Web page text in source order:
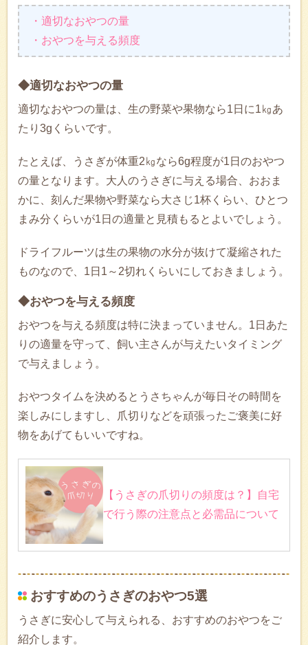
・適切なおやつの量
・おやつを与える頻度
◆適切なおやつの量
適切なおやつの量は、生の野菜や果物なら1日に1㎏あ
たり3gくらいです。
たとえば、うさぎが体重2㎏なら6g程度が1日のおやつ
の量となります。大人のうさぎに与える場合、おおま
かに、刻んだ果物や野菜なら大さじ1杯くらい、ひとつ
まみ分くらいが1日の適量と見積もるとよいでしょう。
ドライフルーツは生の果物の水分が抜けて凝縮された
ものなので、1日1～2切れくらいにしておきましょう。
◆おやつを与える頻度
おやつを与える頻度は特に決まっていません。1日あた
りの適量を守って、飼い主さんが与えたいタイミング
で与えましょう。
おやつタイムを決めるとうさちゃんが毎日その時間を
楽しみにしますし、爪切りなどを頑張ったご褒美に好
物をあげてもいいですね。
【うさぎの爪切りの頻度は？】自宅
で行う際の注意点と必需品について
おすすめのうさぎのおやつ5選
うさぎに安心して与えられる、おすすめのおやつをご
紹介します。